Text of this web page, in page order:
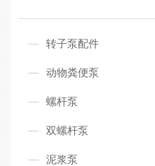
转子泵配件
动物粪便泵
螺杆泵
双螺杆泵
泥浆泵